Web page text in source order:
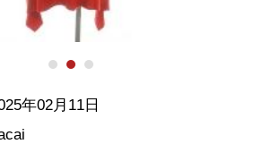
年02月11日